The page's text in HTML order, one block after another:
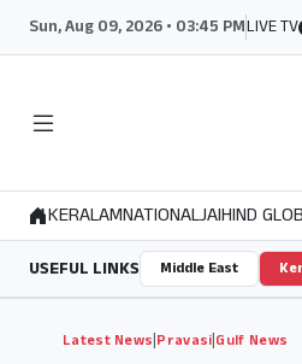
Sun, Aug 09, 2026 • 03:45 PMLIVE TV
KERALAMNATIONALJAIHIND
USEFUL LINKS Middle East
Latest News|Pravasi|Gulf News